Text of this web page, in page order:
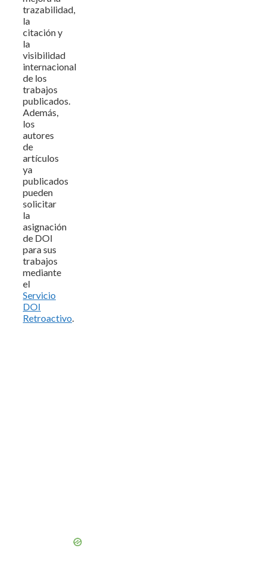
trazabilidad,
la
citación y
la
visibilidad
internacional
de los
trabajos
publicados.
Además,
los
autores
de
artículos
ya
publicados
pueden
solicitar
la
asignación
de DOI
para sus
trabajos
mediante
el
Servicio
DOI
Retroactivo.